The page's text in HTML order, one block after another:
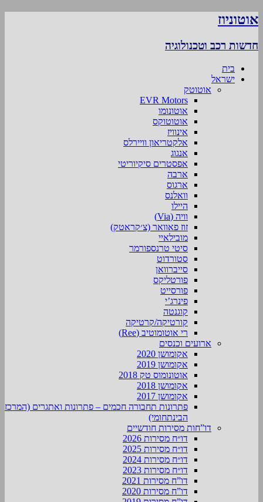
אוטוניוז
חדשות רכב וטכנולוגיה
בית
ישראל
אוטוטק
EVR Motors
אוטונומו
אוטוטוקס
אינוויז
אלקטריאון וויירלס
אנגוג
אפסטרים סיקיוריטי
ארבה
ארגוס
וואלנס
היילו
וויה (Via)
זוז פאוואר (צ׳קראטק)
מובילאיי
סיטי טרנספורמר
סטורדוט
סייברוואן
פורטליקס
פורסייט
פינרג’י
קוגנטה
קורטיקה/קרטיקה
רי אוטומוטיב (Ree)
ארועים וכנסים
אקומושן 2020
אקומושן 2019
אוטונומוס טק 2018
אקומושן 2018
אקומושן 2017
פתרונות תחבורה חכמים – פתרונות ואתגרים (המרכז
הבינתחומי)
דו”חות מסירות חודשיים
דו״ח מסירות 2026
דו״ח מסירות 2025
דו״ח מסירות 2024
דו״ח מסירות 2023
דו”ח מסירות 2021
דו”ח מסירות 2020